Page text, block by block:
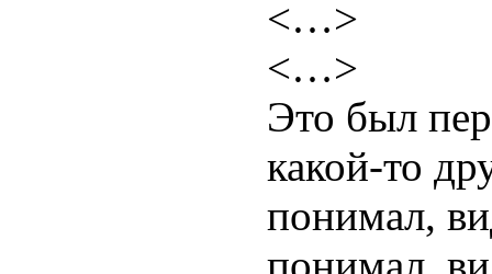
<…>
<…>
Это был
какой-то
понимал,